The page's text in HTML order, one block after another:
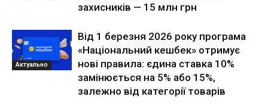
захисників — 15 млн грн
Актуально
Від 1 березня 2026 року програма
«Національний кешбек» отримує
нові правила: єдина ставка 10%
замінюється на 5% або 15%,
залежно від категорії товарів